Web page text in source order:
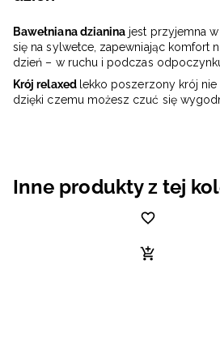
Bawełniana dzianina jest przyjemna
się na sylwetce, zapewniając komfort
dzień – w ruchu i podczas
Krój relaxed lekko poszerzony krój
dzięki czemu możesz czuć się
Inne produkty z tej